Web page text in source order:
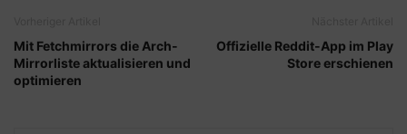
Mit Fetchmirrors die Arch-
Mirrorliste aktualisieren und
optimieren
Offizielle Reddit-App im Play
Store erschienen